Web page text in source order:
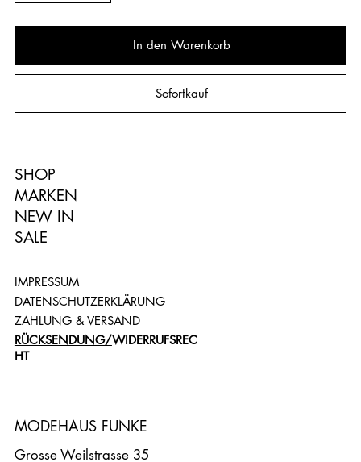
In den Warenkorb
Sofortkauf
SHOP
MARKEN
NEW IN
SALE
IMPRESSUM
DATENSCHUTZERKLÄRUNG
ZAHLUNG & VERSAND
RÜCKSENDUNG/WIDERRUFSREC
HT
Grosse Weilstrasse 35
MODEHAUS FUNKE